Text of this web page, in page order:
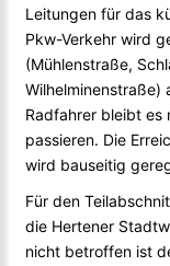
Leitungen für das
Pkw-Verkehr wird
(Mühlenstraße,
Wilhelminenstraße)
Radfahrer bleibt es
passieren. Die
wird bauseitig
Für den
die Hertener
nicht betroffen ist